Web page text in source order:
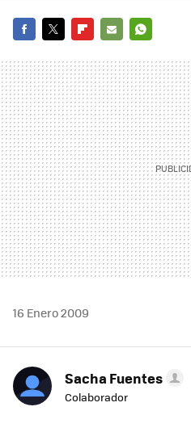
MAIL
16 Enero 2009
Sacha Fuentes
Colaborador